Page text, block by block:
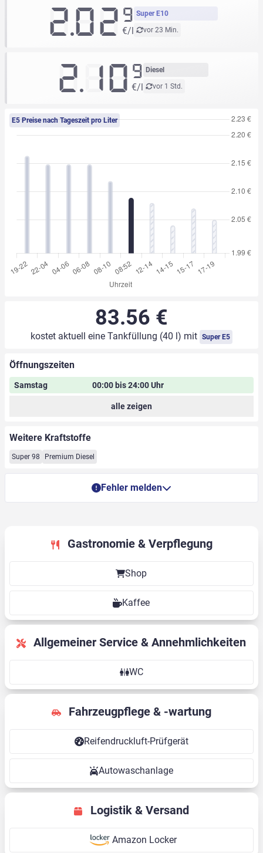
Super E10
vor 23 Min.
2.02 9
€/l
Diesel
vor 1 Std.
2.10 9
€/l
E5 Preise nach Tageszeit pro Liter
83.56 €
kostet aktuell eine Tankfüllung (40 l) mit Super E5
Öffnungszeiten
Samstag 00:00 bis 24:00 Uhr
alle zeigen
Weitere Kraftstoffe
Super 98 Premium Diesel
Fehler melden
Gastronomie & Verpflegung
Shop
Kaffee
Allgemeiner Service & Annehmlichkeiten
WC
Fahrzeugpflege & -wartung
Reifendruckluft-Prüfgerät
Autowaschanlage
Logistik & Versand
Amazon Locker